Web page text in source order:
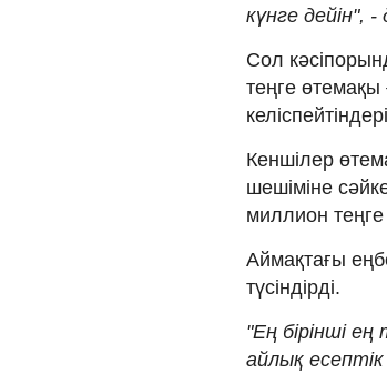
күнге дейін",
Сол
теңге
Кеншілер
шешіміне
миллион теңге
Аймақтағы
түсіндірді.
"Ең бірінші
айлық